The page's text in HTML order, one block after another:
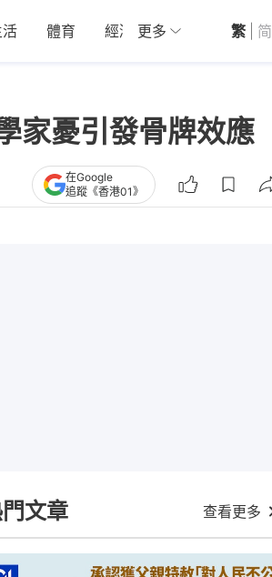
活 體育 經濟 01深圳 觀點
更多 繁 简
家憂引發骨牌效應
在Google
追蹤《香港01》
文章 查看更多